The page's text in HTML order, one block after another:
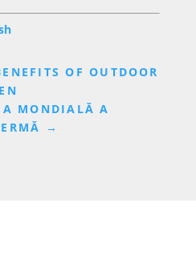
OF OUTDOOR
MONDIALĂ A
→